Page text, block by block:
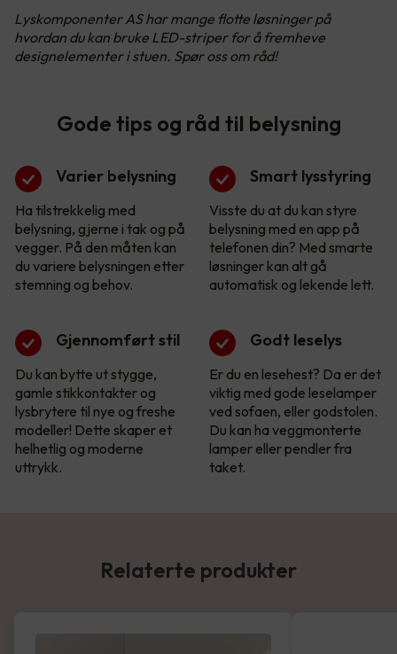
Lyskomponenter AS har mange flotte løsninger på
hvordan du kan bruke LED-striper for å fremheve
designelementer i stuen. Spør oss om råd!
Gode tips og råd til belysning
Varier belysning
Ha tilstrekkelig med
belysning, gjerne i tak og på
vegger. På den måten kan
du variere belysningen etter
stemning og behov.
Smart lysstyring
Visste du at du kan styre
belysning med en app på
telefonen din? Med smarte
løsninger kan alt gå
automatisk og lekende lett.
Gjennomført stil
Du kan bytte ut stygge,
gamle stikkontakter og
lysbrytere til nye og freshe
modeller! Dette skaper et
helhetlig og moderne
uttrykk.
Godt leselys
Er du en lesehest? Da er det
viktig med gode leselamper
ved sofaen, eller godstolen.
Du kan ha veggmonterte
lamper eller pendler fra
taket.
Relaterte produkter